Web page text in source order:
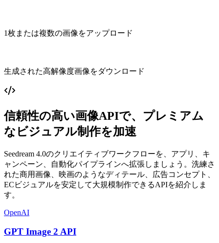
1枚または複数の画像をアップロード
生成された高解像度画像をダウンロード
信頼性の高い画像APIで、プレミアム
なビジュアル制作を加速
Seedream 4.0のクリエイティブワークフローを、アプリ、キ
ャンペーン、自動化パイプラインへ拡張しましょう。洗練さ
れた商用画像、映画のようなディテール、広告コンセプト、
ECビジュアルを安定して大規模制作できるAPIを紹介しま
す。
OpenAI
GPT Image 2 API